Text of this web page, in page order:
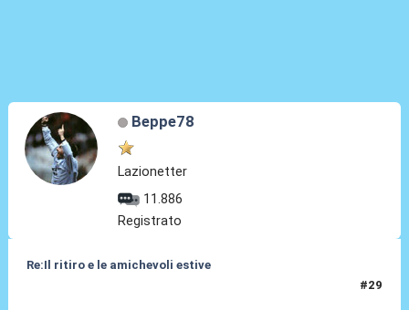
Beppe78
Lazionetter
11.886
Registrato
Re:Il ritiro e le amichevoli estive
#29